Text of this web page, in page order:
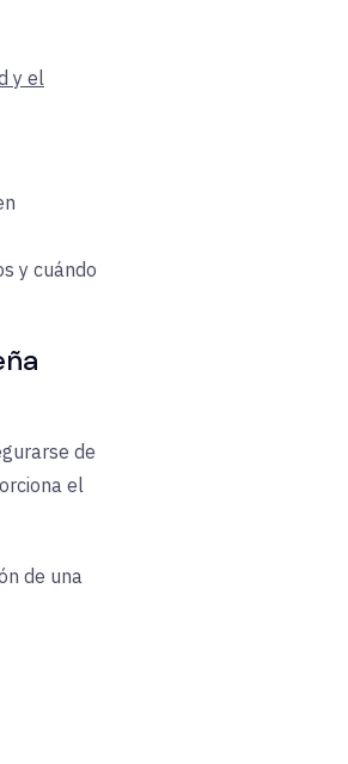
y el
y cuándo
de
el
de una